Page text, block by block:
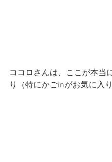
ココロさんは、ここが本当
り（特にかごinがお気に入り